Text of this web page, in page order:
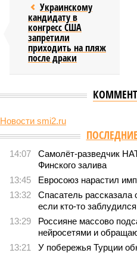
Украинскому
кандидату в
конгресс США
запретили
приходить на пляж
после драки
Новости smi2.ru
14:07
Самолёт-разведчик
Финского залива
13:45
Евросоюз нарастил
13:32
Спасатель рассказала
если кто-то
13:29
Россияне массово
нейросетями и
13:21
У побережья Турции